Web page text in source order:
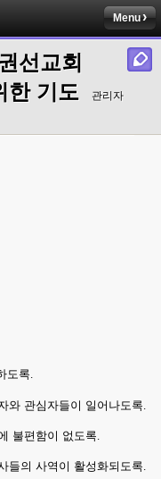
Menu
선교회
한 기도
관리자
도록.
와 관심자들이 일어나도록
불편함이 없도록
들의 사역이 활성화되도록.